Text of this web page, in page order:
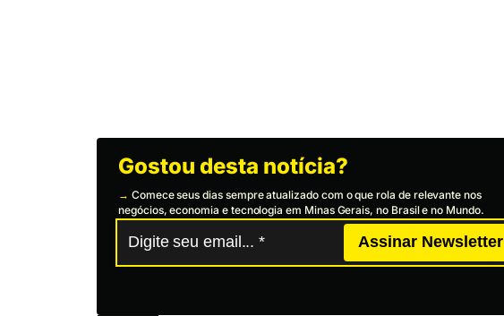
Gostou desta notícia?
→ Comece seus dias sempre atualizado com o que rola de relevante nos
negócios, economia e tecnologia em Minas Gerais, no Brasil e no Mundo.
Assinar Newsletter